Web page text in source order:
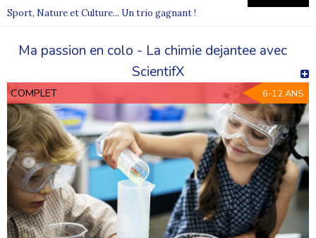
Sport, Nature et Culture... Un trio gagnant !
Ma passion en colo - La chimie dejantee avec
ScientifX
COMPLET 6-12 ANS